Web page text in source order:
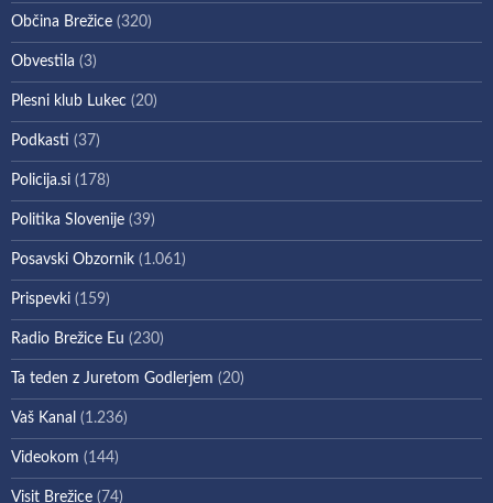
Občina Brežice (320)
Obvestila (3)
Plesni klub Lukec (20)
Podkasti (37)
Policija.si (178)
Politika Slovenije (39)
Posavski Obzornik (1.061)
Prispevki (159)
Radio Brežice Eu (230)
Ta teden z Juretom Godlerjem (20)
Vaš Kanal (1.236)
Videokom (144)
Visit Brežice (74)